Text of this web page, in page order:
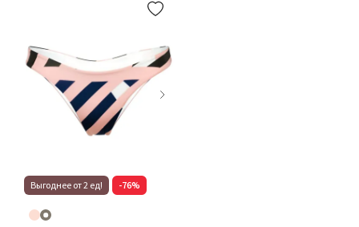
Выгоднее от 2 ед! -76%